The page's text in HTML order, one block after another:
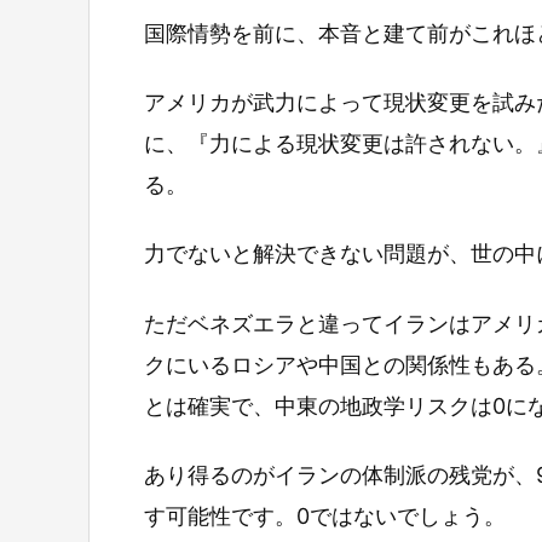
国際情勢を前に、本音と建て前がこれ
アメリカが武力によって現状変更を試
に、『力による現状変更は許されない
る。
力でないと解決できない問題が、世の
ただベネズエラと違ってイランはアメ
クにいるロシアや中国との関係性もあ
とは確実で、中東の地政学リスクは0
あり得るのがイランの体制派の残党が
す可能性です。0ではないでしょう。